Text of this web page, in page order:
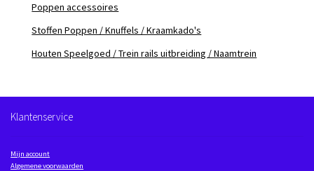
Poppen accessoires
Stoffen Poppen / Knuffels / Kraamkado's
Houten Speelgoed / Trein rails uitbreiding / Naamtrein
Klantenservice
Mijn account
Algemene voorwaarden